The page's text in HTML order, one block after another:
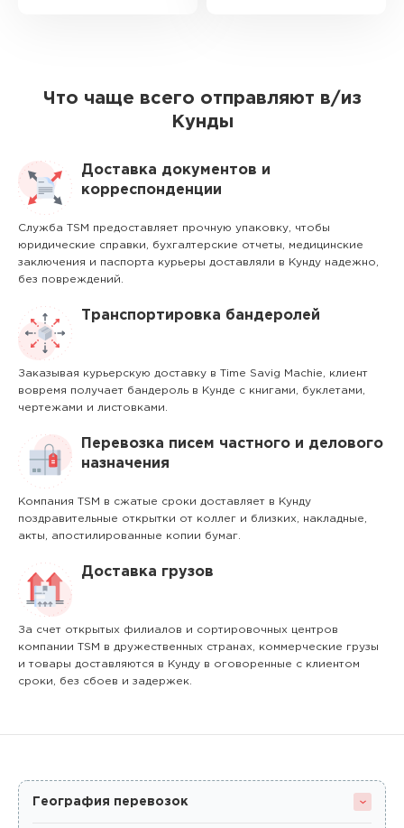
Что чаще всего отправляют в/из
Кунды
Доставка документов и
корреспонденции
Служба TSM предоставляет прочную упаковку, чтобы
юридические справки, бухгалтерские отчеты, медицинские
заключения и паспорта курьеры доставляли в Кунду надежно,
без повреждений.
Транспортировка бандеролей
Заказывая курьерскую доставку в Time Savig Machie, клиент
вовремя получает бандероль в Кунде с книгами, буклетами,
чертежами и листовками.
Перевозка писем частного и делового
назначения
Компания TSM в сжатые сроки доставляет в Кунду
поздравительные открытки от коллег и близких, накладные,
акты, апостилированные копии бумаг.
Доставка грузов
За счет открытых филиалов и сортировочных центров
компании TSM в дружественных странах, коммерческие грузы
и товары доставляются в Кунду в оговоренные с клиентом
сроки, без сбоев и задержек.
География перевозок